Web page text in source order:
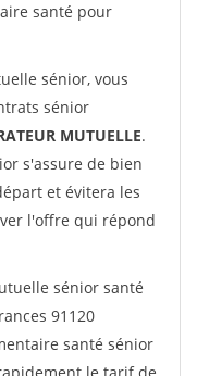
santé pour
sénior, vous
sénior
MUTUELLE.
s'assure de bien
et évitera les
l'offre qui répond
sénior santé
91120
santé sénior